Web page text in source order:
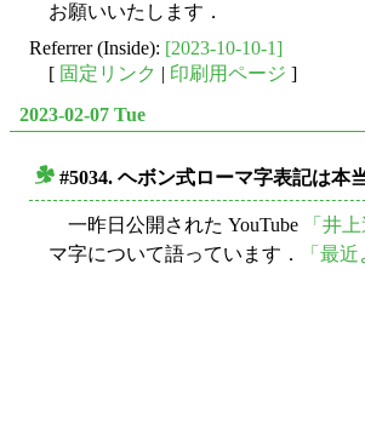
お願いいたします．
Referrer (Inside): [2023-10-10-1]
[ 固定リンク | 印刷用ページ ]
2023-02-07 Tue
#5034. ヘボン式ローマ字表記は本
一昨日公開された YouTube 「井
マ字について語っています．
「最